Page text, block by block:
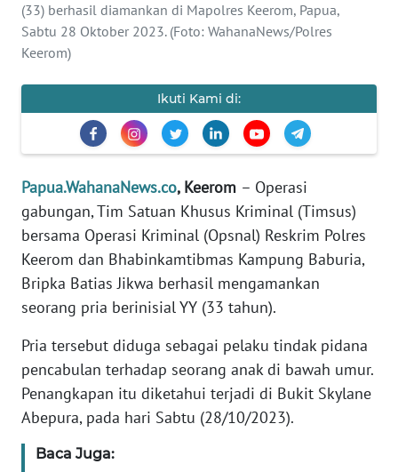
(33) berhasil diamankan di Mapolres Keerom, Papua,
Sabtu 28 Oktober 2023. (Foto: WahanaNews/Polres
Keerom)
Ikuti Kami di:
Papua.WahanaNews.co, Keerom – Operasi
gabungan, Tim Satuan Khusus Kriminal (Timsus)
bersama Operasi Kriminal (Opsnal) Reskrim Polres
Keerom dan Bhabinkamtibmas Kampung Baburia,
Bripka Batias Jikwa berhasil mengamankan
seorang pria berinisial YY (33 tahun).
Pria tersebut diduga sebagai pelaku tindak pidana
pencabulan terhadap seorang anak di bawah umur.
Penangkapan itu diketahui terjadi di Bukit Skylane
Abepura, pada hari Sabtu (28/10/2023).
Baca Juga:
KONTAK
KAMI
IKLAN
TENTANG
PEDOMAN
MEDIA
SIBER
REDAKSI
KARIR
DISCLAIMER
Wahana